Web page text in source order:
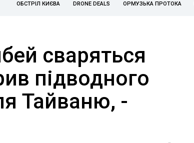
ОБСТРІЛ КИЄВА DRONE DEALS ОРМУЗЬКА ПРОТОКА
сваряться
підводного
Тайваню, -